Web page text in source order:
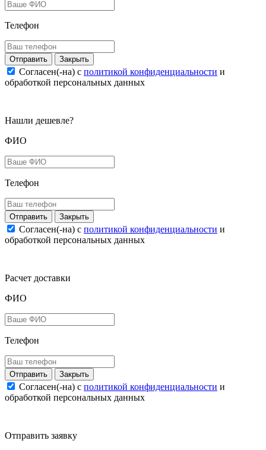
Телефон
Закрыть
Согласен(-на) c политикой конфиденциальности и
обработкой персональных данных
Нашли дешевле?
ФИО
Телефон
Закрыть
Согласен(-на) c политикой конфиденциальности и
обработкой персональных данных
Расчет доставки
ФИО
Телефон
Закрыть
Согласен(-на) c политикой конфиденциальности и
обработкой персональных данных
Отправить заявку